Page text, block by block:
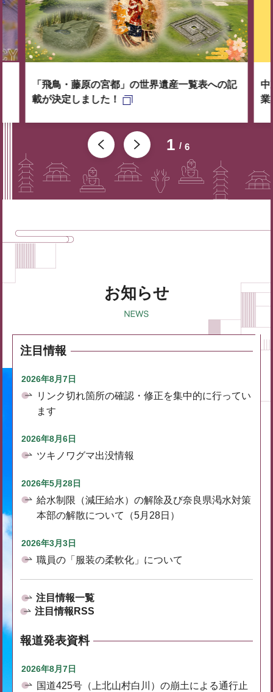
1 6
「飛鳥・藤原の宮都」の世界遺産一覧表への記
載が決定しました！
中
業
お知らせ
注目情報
2026年8月7日
リンク切れ箇所の確認・修正を集中的に行ってい
ます
2026年8月6日
ツキノワグマ出没情報
2026年5月28日
給水制限（減圧給水）の解除及び奈良県渇水対策
本部の解散について（5月28日）
2026年3月3日
職員の「服装の柔軟化」について
注目情報一覧
注目情報RSS
報道発表資料
2026年8月7日
国道425号（上北山村白川）の崩土による通行止